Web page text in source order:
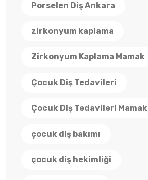
Porselen Diş Ankara
zirkonyum kaplama
Zirkonyum Kaplama Mamak
Çocuk Diş Tedavileri
Çocuk Diş Tedavileri Mamak
çocuk diş bakımı
çocuk diş hekimliği